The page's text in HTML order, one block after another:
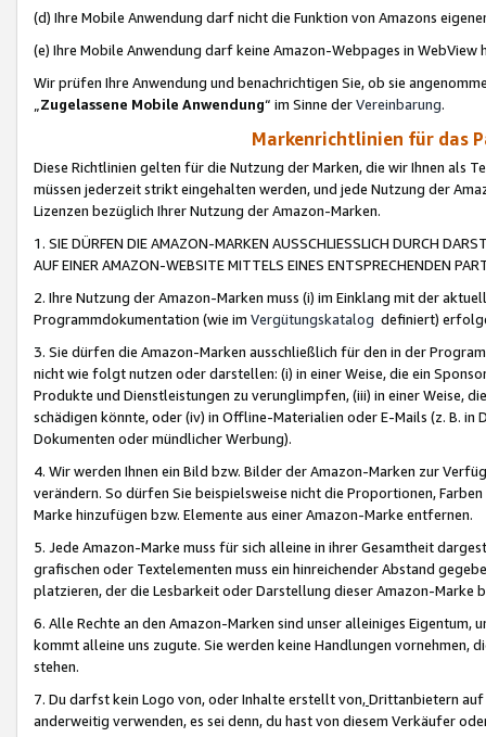
(d) Ihre Mobile Anwendung darf nicht die Funktion von Amazons
(e) Ihre Mobile Anwendung darf keine Amazon-Webpages in WebView
Wir prüfen Ihre Anwendung und benachrichtigen Sie, ob sie
„Zugelassene Mobile Anwendung“ im Sinne derVereinbarung.
Markenrichtlinien für das
Diese Richtlinien gelten für die Nutzung der Marken, die wir Ihnen als
müssen jederzeit strikt eingehalten werden, und jede Nutzung der
Lizenzen bezüglich Ihrer Nutzung der Amazon-Marken.
1. SIE DÜRFEN DIE AMAZON-MARKEN AUSSCHLIESSLICH DURCH
AUF EINER AMAZON-WEBSITE MITTELS EINES ENTSPRECHENDEN
2. Ihre Nutzung der Amazon-Marken muss (i) im Einklang mit der
Programmdokumentation (wie im Vergütungskatalog definiert)
3. Sie dürfen die Amazon-Marken ausschließlich für den in der
nicht wie folgt nutzen oder darstellen: (i) in einer Weise, die ein
Produkte und Dienstleistungen zu verunglimpfen, (iii) in einer Weise,
schädigen könnte, oder (iv) in Offline-Materialien oder E-Mails (z. B. in
Dokumenten oder mündlicher Werbung).
4. Wir werden Ihnen ein Bild bzw. Bilder der Amazon-Marken zur
verändern. So dürfen Sie beispielsweise nicht die Proportionen,
Marke hinzufügen bzw. Elemente aus einer Amazon-Marke entfernen.
5. Jede Amazon-Marke muss für sich alleine in ihrer Gesamtheit
grafischen oder Textelementen muss ein hinreichender Abstand
platzieren, der die Lesbarkeit oder Darstellung dieser Amazon-Marke
6. Alle Rechte an den Amazon-Marken sind unser alleiniges
kommt alleine uns zugute. Sie werden keine Handlungen vornehmen,
stehen.
7. Du darfst kein Logo von, oder Inhalte erstellt von,Drittanbietern auf
anderweitig verwenden, es sei denn, du hast von diesem Verkäufer